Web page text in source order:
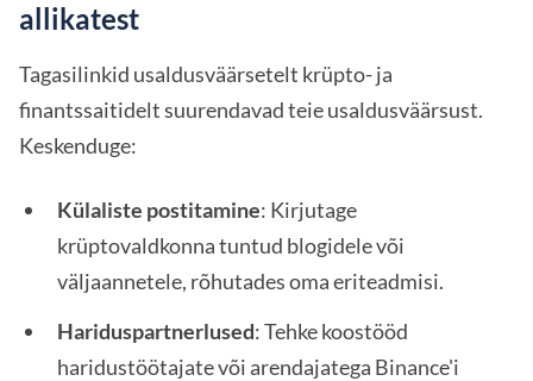
allikatest
Tagasilinkid usaldusväärsetelt krüpto- ja
finantssaitidelt suurendavad teie usaldusväärsust.
Keskenduge:
Külaliste postitamine: Kirjutage
krüptovaldkonna tuntud blogidele või
väljaannetele, rõhutades oma eriteadmisi.
Hariduspartnerlused: Tehke koostööd
haridustöötajate või arendajatega Binance'i